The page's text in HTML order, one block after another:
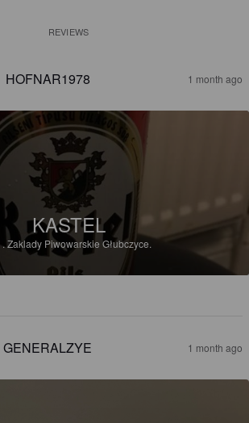
REVIEWS
HOFNAR1978 1 month ago
KASTEL
. Zaklady Piwowarskie Głubczyce.
GENERALZYE 1 month ago